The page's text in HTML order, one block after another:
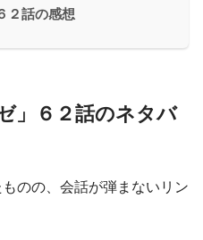
２話の感想
」６２話のネタバ
のの、会話が弾まないリン